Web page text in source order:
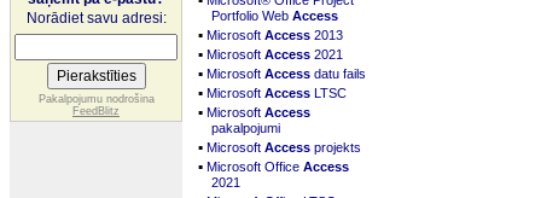
Norādiet savu adresi:
Pakalpojumu nodrošina
FeedBlitz
Portfolio Web Access
▪ Microsoft Access 2013
▪ Microsoft Access 2021
▪ Microsoft Access datu fails
▪ Microsoft Access LTSC
▪ Microsoft Access
pakalpojumi
▪ Microsoft Access projekts
▪ Microsoft Office Access
2021